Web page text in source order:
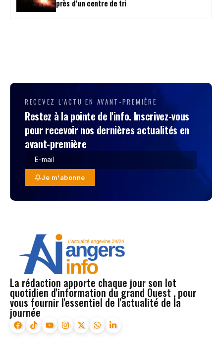
près d’un centre de tri
RECEVEZ L'ACTU EN AVANT-PREMIÈRE
Restez à la pointe de l'info. Inscrivez-vous
pour recevoir nos dernières actualités en
avant-première
Je m'abonne
La rédaction apporte chaque jour son lot
quotidien d'information du grand Ouest , pour
vous fournir l'essentiel de l'actualité de la
journée